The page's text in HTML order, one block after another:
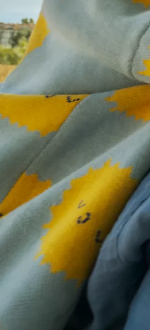
funkcioniraju multimedija i Povezane usluge vaše Toyote, naši
informacija i stručnog žargona. Saznajte što želite znati, brzo.